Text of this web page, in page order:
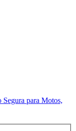
para Motos,